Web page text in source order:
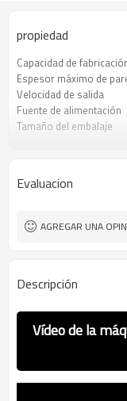
propiedad
Capacidad de
Espesor máximo de
Velocidad de salida
Fuente de alimentación
Tamaño del embalaje
Evaluacion
AGREGAR UNA
Descripción
Vídeo de la